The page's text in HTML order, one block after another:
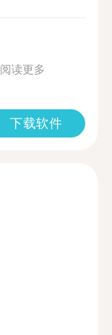
阅读更多
下载软件